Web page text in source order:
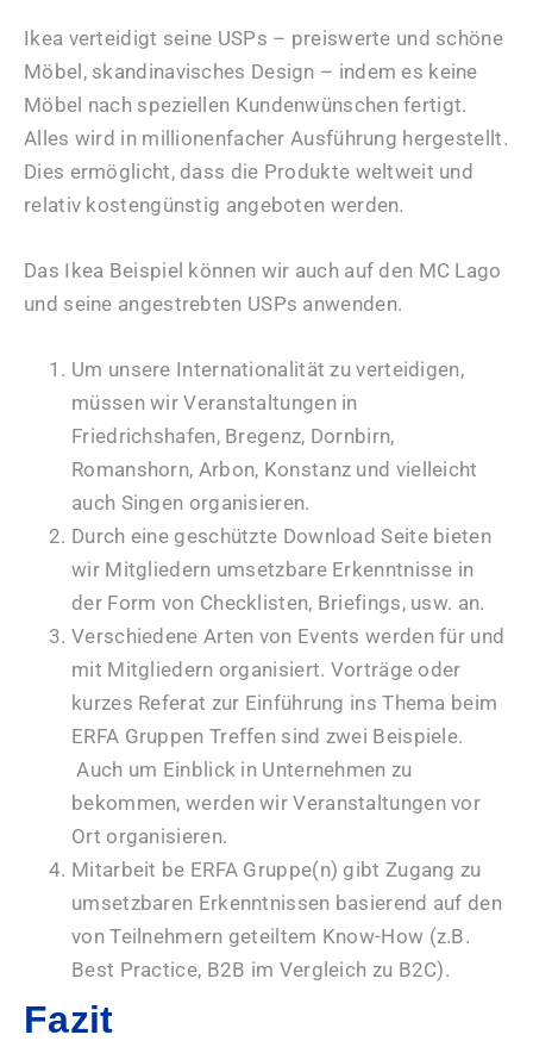
Ikea verteidigt seine USPs – preiswerte und schöne
Möbel, skandinavisches Design – indem es keine
Möbel nach speziellen Kundenwünschen fertigt.
Alles wird in millionenfacher Ausführung hergestellt.
Dies ermöglicht, dass die Produkte weltweit und
relativ kostengünstig angeboten werden.
Das Ikea Beispiel können wir auch auf den MC Lago
und seine angestrebten USPs anwenden.
Um unsere Internationalität zu verteidigen,
müssen wir Veranstaltungen in
Friedrichshafen, Bregenz, Dornbirn,
Romanshorn, Arbon, Konstanz und vielleicht
auch Singen organisieren.
Durch eine geschützte Download Seite bieten
wir Mitgliedern umsetzbare Erkenntnisse in
der Form von Checklisten, Briefings, usw. an.
Verschiedene Arten von Events werden für und
mit Mitgliedern organisiert. Vorträge oder
kurzes Referat zur Einführung ins Thema beim
ERFA Gruppen Treffen sind zwei Beispiele.
Auch um Einblick in Unternehmen zu
bekommen, werden wir Veranstaltungen vor
Ort organisieren.
Mitarbeit be ERFA Gruppe(n) gibt Zugang zu
umsetzbaren Erkenntnissen basierend auf den
von Teilnehmern geteiltem Know-How (z.B.
Best Practice, B2B im Vergleich zu B2C).
Fazit